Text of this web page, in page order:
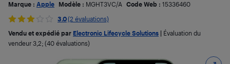
Marque : Apple Modèle : MGHT3VC/A Code Web : 15336460
3.0(2 évaluations)
Vendu et expédié par Electronic Lifecycle Solutions
Évaluation du
vendeur 3,2; (40 évaluations)